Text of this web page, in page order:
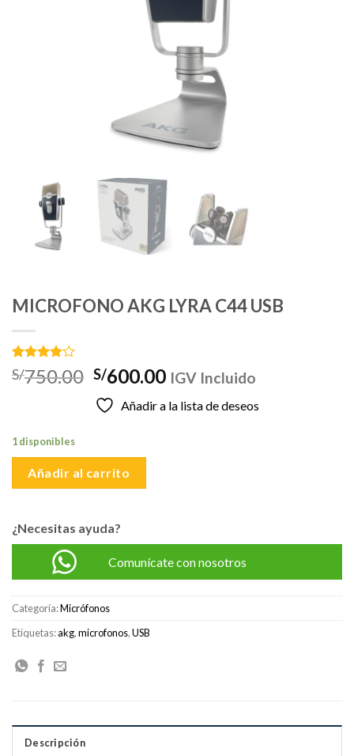
MICROFONO AKG LYRA C44 USB
Valorado
con4.00
1
cliente
S/750.00 El
precio
original
S/600.00El
actual
IGV Incluido
Añadir a la lista de deseos
1 disponibles
Añadir al carrito
¿Necesitas ayuda?
Comunícate con nosotros
Categoría:Micrófonos
Etiquetas:akg,microfonos,USB
Descripción